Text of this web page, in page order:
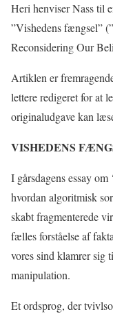
Heri henviser Nass til
”Vishedens fængsel”
Reconsidering Our
Artiklen er
lettere redigeret for at
originaludgave kan
VISHEDENS
I gårsdagens essay om ‘
hvordan algoritmisk
skabt fragmenterede
fælles forståelse af
vores sind klamrer sig
manipulation.
Et ordsprog, der